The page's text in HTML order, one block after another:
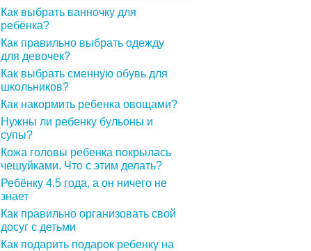
Как выбрать ванночку для
ребёнка?
Как правильно выбрать одежду
для девочек?
Как выбрать сменную обувь для
школьников?
Как накормить ребенка овощами?
Нужны ли ребенку бульоны и
супы?
Кожа головы ребенка покрылась
чешуйками. Что с этим делать?
Ребёнку 4,5 года, а он ничего не
знает
Как правильно организовать свой
досуг с детьми
Как подарить подарок ребенку на